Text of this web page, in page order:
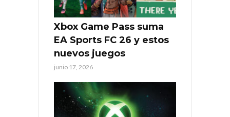
Xbox Game Pass suma
EA Sports FC 26 y estos
nuevos juegos
junio 17, 2026